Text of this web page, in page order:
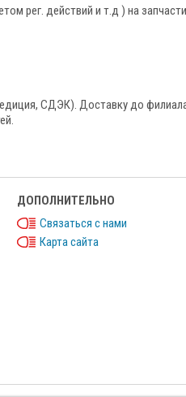
рег. действий и т.д ) на
СДЭК). Доставку до
ДОПОЛНИТЕЛЬНО
Связаться с нами
Карта сайта